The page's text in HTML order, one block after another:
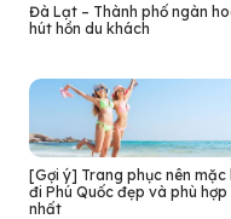
Đà Lạt – Thành phố ngàn
hút hồn du khách
[Gợi ý] Trang phục nên mặc
đi Phú Quốc đẹp và phù hợp
nhất